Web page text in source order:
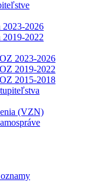
2023-2026
2019-2022
2023-2026
2019-2022
2015-2018
(VZN)